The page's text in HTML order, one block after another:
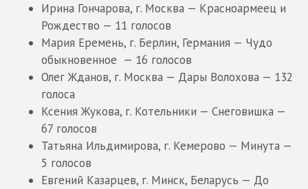
Ирина Гончарова, г. Москва — Красноармеец и
Рождество — 11 голосов
Мария Еремень, г. Берлин, Германия — Чудо
обыкновенное — 16 голосов
Олег Жданов, г. Москва — Дары Волохова — 132
голоса
Ксения Жукова, г. Котельники — Снеговишка —
67 голосов
Татьяна Ильдимирова, г. Кемерово — Минута —
5 голосов
Евгений Казарцев, г. Минск, Беларусь — До